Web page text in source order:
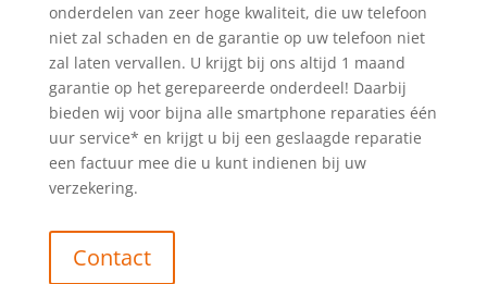
onderdelen van zeer hoge kwaliteit, die uw telefoon
niet zal schaden en de garantie op uw telefoon niet
zal laten vervallen. U krijgt bij ons altijd 1 maand
garantie op het gerepareerde onderdeel! Daarbij
bieden wij voor bijna alle smartphone reparaties één
uur service* en krijgt u bij een geslaagde reparatie
een factuur mee die u kunt indienen bij uw
verzekering.
Contact